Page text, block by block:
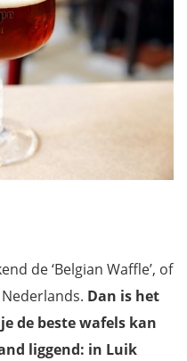
de ‘Belgian Waffle’, of
Dan is het
de beste wafels kan
liggend: in Luik